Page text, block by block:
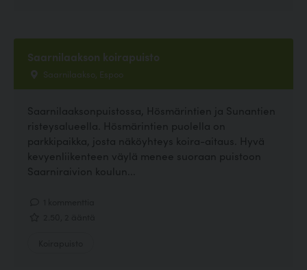
Saarnilaakson koirapuisto
Saarnilaakso, Espoo
Saarnilaaksonpuistossa, Hösmärintien ja Sunantien
risteysalueella. Hösmärintien puolella on
parkkipaikka, josta näköyhteys koira-aitaus. Hyvä
kevyenliikenteen väylä menee suoraan puistoon
Saarniraivion koulun...